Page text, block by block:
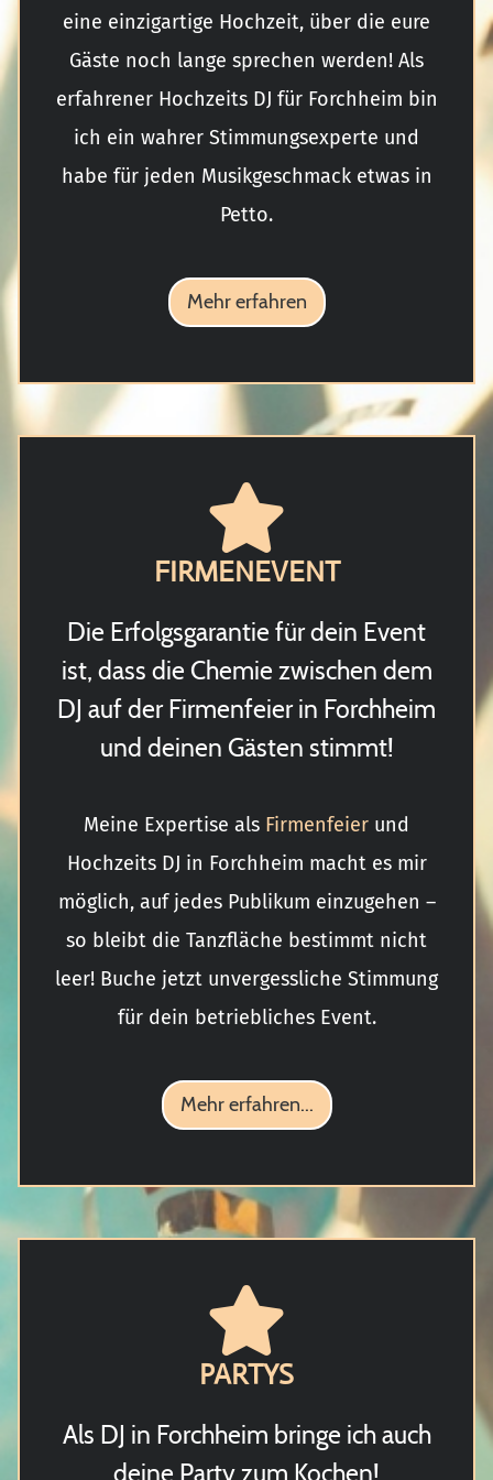
eine einzigartige Hochzeit, über die eure
Gäste noch lange sprechen werden! Als
erfahrener Hochzeits DJ für Forchheim bin
ich ein wahrer Stimmungsexperte und
habe für jeden Musikgeschmack etwas in
Petto.
Mehr erfahren
FIRMENEVENT
Die Erfolgsgarantie für dein Event
ist, dass die Chemie zwischen dem
DJ auf der Firmenfeier in Forchheim
und deinen Gästen stimmt!
Meine Expertise als Firmenfeier und
Hochzeits DJ in Forchheim macht es mir
möglich, auf jedes Publikum einzugehen –
so bleibt die Tanzfläche bestimmt nicht
leer! Buche jetzt unvergessliche Stimmung
für dein betriebliches Event.
Mehr erfahren...
PARTYS
Als DJ in Forchheim bringe ich auch
deine Party zum Kochen!